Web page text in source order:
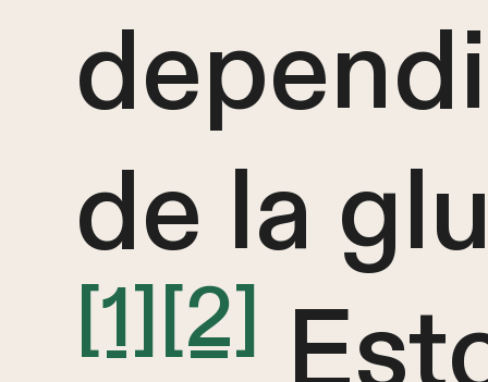
de la
[1][2]